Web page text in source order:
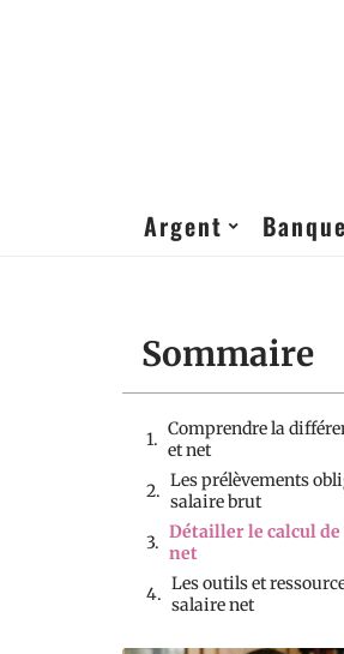
Argent Banque
Sommaire
Comprendre la
et net
Les prélèvements
salaire brut
Détailler le calcul de
net
Les outils et
salaire net